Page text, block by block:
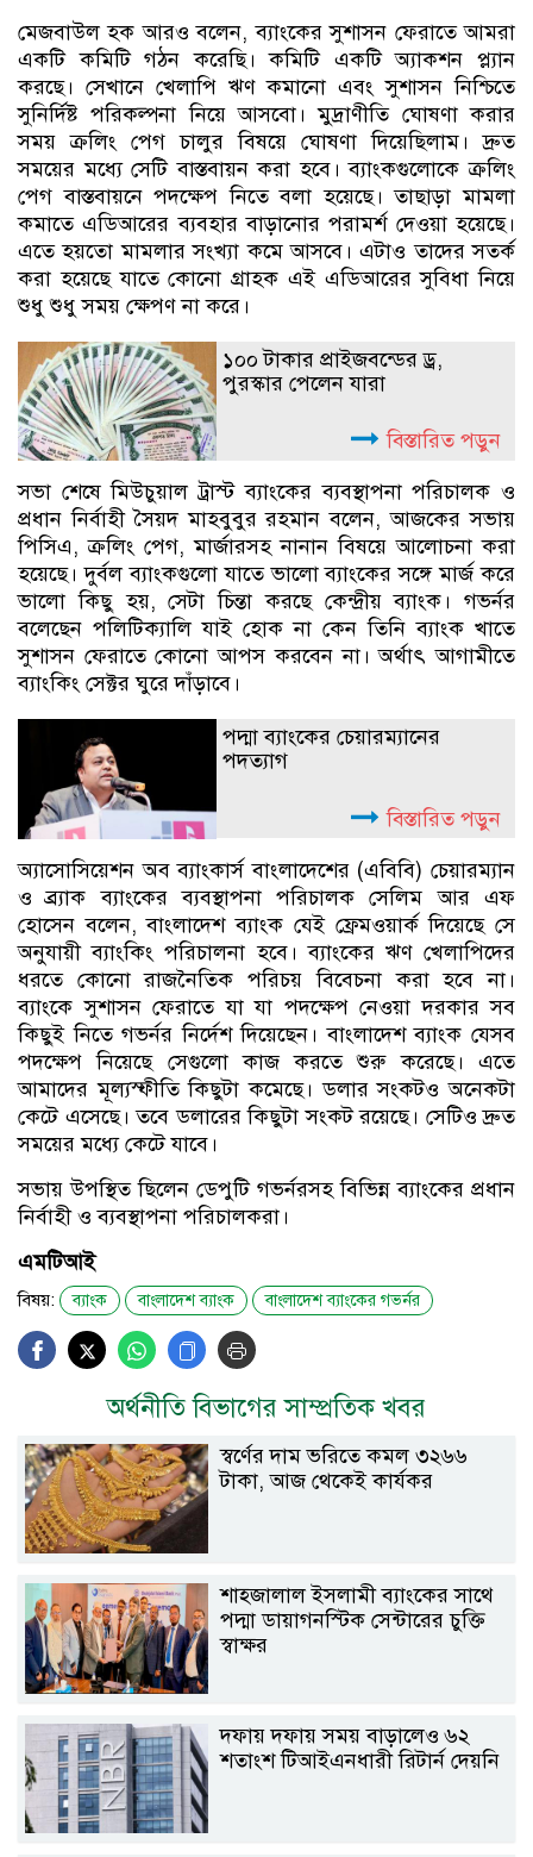
মেজবাউল হক আরও বলেন, ব্যাংকের সুশাসন ফেরাতে আমরা
একটি কমিটি গঠন করেছি। কমিটি একটি অ্যাকশন প্ল্যান
করছে। সেখানে খেলাপি ঋণ কমানো এবং সুশাসন নিশ্চিতে
সুনির্দিষ্ট পরিকল্পনা নিয়ে আসবো। মুদ্রাণীতি ঘোষণা করার
সময় ক্রলিং পেগ চালুর বিষয়ে ঘোষণা দিয়েছিলাম। দ্রুত
সময়ের মধ্যে সেটি বাস্তবায়ন করা হবে। ব্যাংকগুলোকে ক্রলিং
পেগ বাস্তবায়নে পদক্ষেপ নিতে বলা হয়েছে। তাছাড়া মামলা
কমাতে এডিআরের ব্যবহার বাড়ানোর পরামর্শ দেওয়া হয়েছে।
এতে হয়তো মামলার সংখ্যা কমে আসবে। এটাও তাদের সতর্ক
করা হয়েছে যাতে কোনো গ্রাহক এই এডিআরের সুবিধা নিয়ে
শুধু শুধু সময় ক্ষেপণ না করে।
১০০ টাকার প্রাইজবন্ডের ড্র,
পুরস্কার পেলেন যারা
বিস্তারিত পড়ুন
সভা শেষে মিউচুয়াল ট্রাস্ট ব্যাংকের ব্যবস্থাপনা পরিচালক ও
প্রধান নির্বাহী সৈয়দ মাহবুবুর রহমান বলেন, আজকের সভায়
পিসিএ, ক্রলিং পেগ, মার্জারসহ নানান বিষয়ে আলোচনা করা
হয়েছে। দুর্বল ব্যাংকগুলো যাতে ভালো ব্যাংকের সঙ্গে মার্জ করে
ভালো কিছু হয়, সেটা চিন্তা করছে কেন্দ্রীয় ব্যাংক। গভর্নর
বলেছেন পলিটিক্যালি যাই হোক না কেন তিনি ব্যাংক খাতে
সুশাসন ফেরাতে কোনো আপস করবেন না। অর্থাৎ আগামীতে
ব্যাংকিং সেক্টর ঘুরে দাঁড়াবে।
পদ্মা ব্যাংকের চেয়ারম্যানের
পদত্যাগ
বিস্তারিত পড়ুন
অ্যাসোসিয়েশন অব ব্যাংকার্স বাংলাদেশের (এবিবি) চেয়ারম্যান
ও ব্র্যাক ব্যাংকের ব্যবস্থাপনা পরিচালক সেলিম আর এফ
হোসেন বলেন, বাংলাদেশ ব্যাংক যেই ফ্রেমওয়ার্ক দিয়েছে সে
অনুযায়ী ব্যাংকিং পরিচালনা হবে। ব্যাংকের ঋণ খেলাপিদের
ধরতে কোনো রাজনৈতিক পরিচয় বিবেচনা করা হবে না।
ব্যাংকে সুশাসন ফেরাতে যা যা পদক্ষেপ নেওয়া দরকার সব
কিছুই নিতে গভর্নর নির্দেশ দিয়েছেন। বাংলাদেশ ব্যাংক যেসব
পদক্ষেপ নিয়েছে সেগুলো কাজ করতে শুরু করেছে। এতে
আমাদের মূল্যস্ফীতি কিছুটা কমেছে। ডলার সংকটও অনেকটা
কেটে এসেছে। তবে ডলারের কিছুটা সংকট রয়েছে। সেটিও দ্রুত
সময়ের মধ্যে কেটে যাবে।
সভায় উপস্থিত ছিলেন ডেপুটি গভর্নরসহ বিভিন্ন ব্যাংকের প্রধান
নির্বাহী ও ব্যবস্থাপনা পরিচালকরা।
এমটিআই
বিষয়: ব্যাংক বাংলাদেশ ব্যাংক বাংলাদেশ ব্যাংকের গভর্নর
অর্থনীতি বিভাগের সাম্প্রতিক খবর
স্বর্ণের দাম ভরিতে কমল ৩২৬৬
টাকা, আজ থেকেই কার্যকর
শাহ্জালাল ইসলামী ব্যাংকের সাথে
পদ্মা ডায়াগনস্টিক সেন্টারের চুক্তি
স্বাক্ষর
দফায় দফায় সময় বাড়ালেও ৬২
শতাংশ টিআইএনধারী রিটার্ন দেয়নি